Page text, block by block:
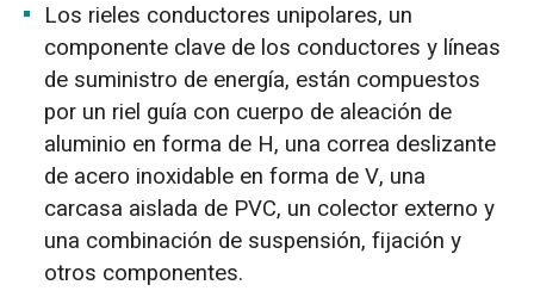
Los rieles conductores unipolares, un
componente clave de los conductores y líneas
de suministro de energía, están compuestos
por un riel guía con cuerpo de aleación de
aluminio en forma de H, una correa deslizante
de acero inoxidable en forma de V, una
carcasa aislada de PVC, un colector externo y
una combinación de suspensión, fijación y
otros componentes.